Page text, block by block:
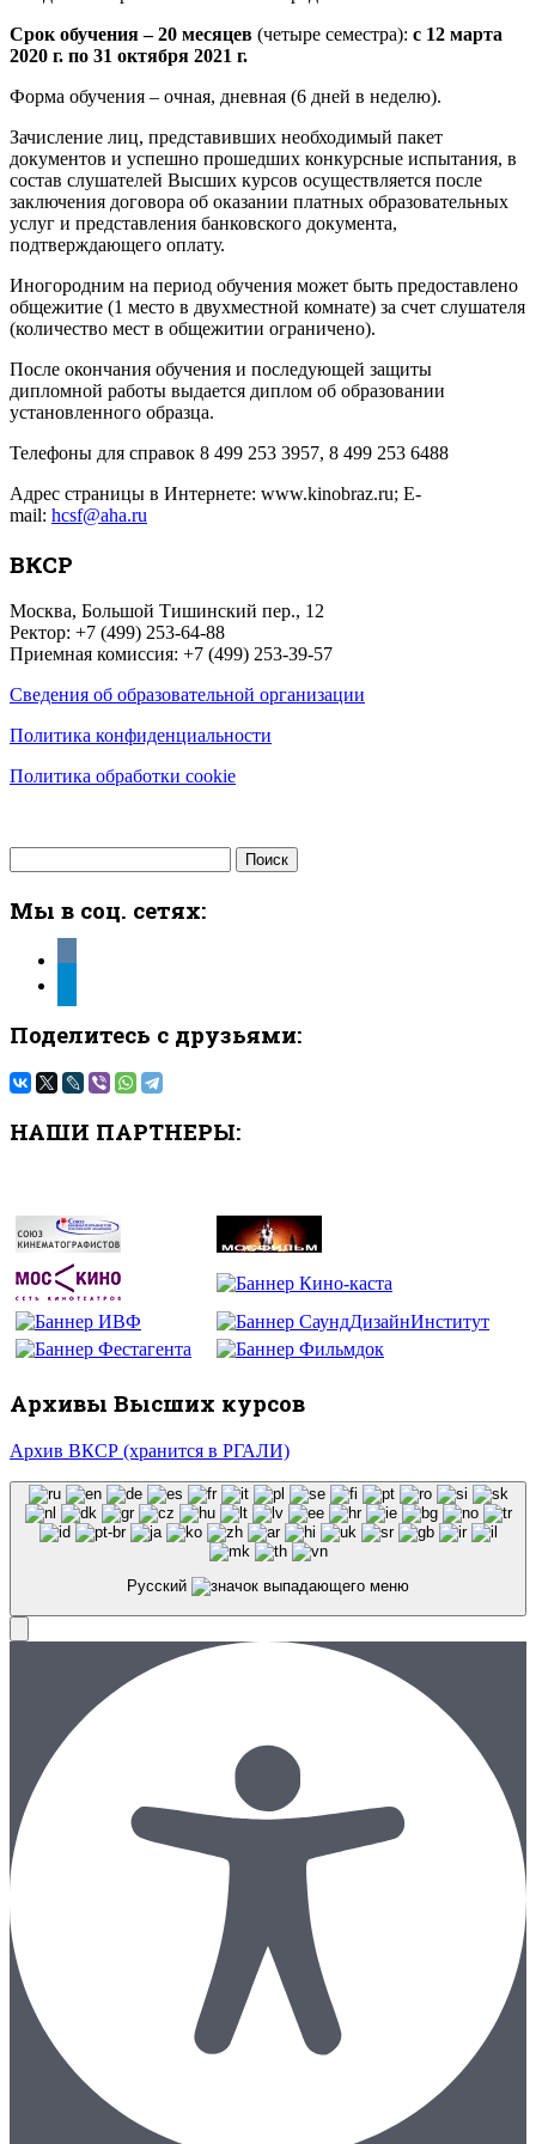
Срок обучения – 20 месяцев (четыре семестра): с 12 марта
2020 г. по 31 октября 2021 г.
Форма обучения – очная, дневная (6 дней в неделю).
Зачисление лиц, представивших необходимый пакет
документов и успешно прошедших конкурсные испытания, в
состав слушателей Высших курсов осуществляется после
заключения договора об оказании платных образовательных
услуг и представления банковского документа,
подтверждающего оплату.
Иногородним на период обучения может быть предоставлено
общежитие (1 место в двухместной комнате) за счет слушателя
(количество мест в общежитии ограничено).
После окончания обучения и последующей защиты
дипломной работы выдается диплом об образовании
установленного образца.
Телефоны для справок 8 499 253 3957, 8 499 253 6488
Адрес страницы в Интернете: www.kinobraz.ru; E-
mail: hcsf@aha.ru
ВКСР
Москва, Большой Тишинский пер., 12
Ректор: +7 (499) 253-64-88
Приемная комиссия: +7 (499) 253-39-57
Сведения об образовательной организации
Политика конфиденциальности
Политика обработки cookie
Мы в соц. сетях:
Поделитесь с друзьями:
НАШИ ПАРТНЕРЫ:
Архивы Высших курсов
Архив ВКСР (хранится в РГАЛИ)
Русский